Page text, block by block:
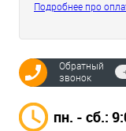
Подробнее про
Обратный
звонок
пн. - сб.: